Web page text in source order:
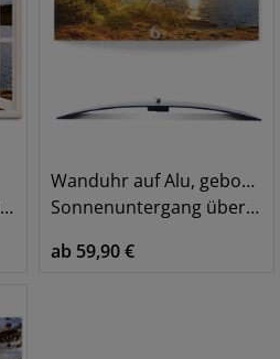
Wanduhr auf Alu, gebogen
Sonnenuntergang über See Algonquin Park
ab 59,90 €